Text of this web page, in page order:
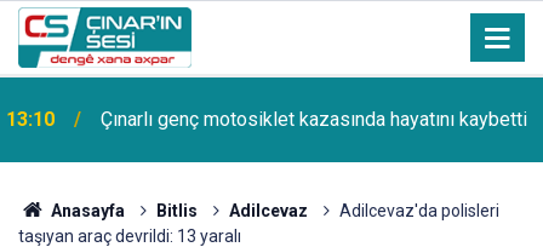
13:10 Çınarlı genç motosiklet kazasında hayatını kaybetti
Anasayfa Bitlis Adilcevaz
Adilcevaz'da polisleri
taşıyan araç devrildi: 13 yaralı